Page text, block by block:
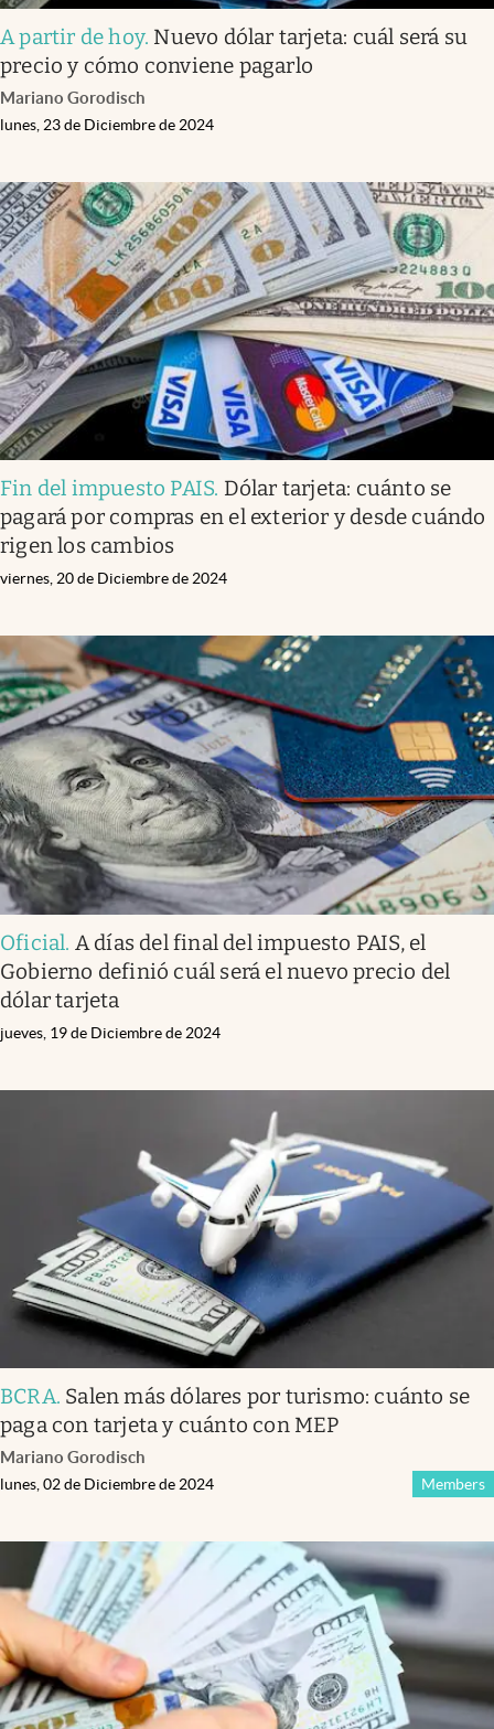
A partir de hoy. Nuevo dólar tarjeta: cuál será su
precio y cómo conviene pagarlo
Mariano Gorodisch
lunes, 23 de Diciembre de 2024
Fin del impuesto PAIS. Dólar tarjeta: cuánto se
pagará por compras en el exterior y desde cuándo
rigen los cambios
viernes, 20 de Diciembre de 2024
Oficial. A días del final del impuesto PAIS, el
Gobierno definió cuál será el nuevo precio del
dólar tarjeta
jueves, 19 de Diciembre de 2024
BCRA. Salen más dólares por turismo: cuánto se
paga con tarjeta y cuánto con MEP
Mariano Gorodisch
Members
lunes, 02 de Diciembre de 2024